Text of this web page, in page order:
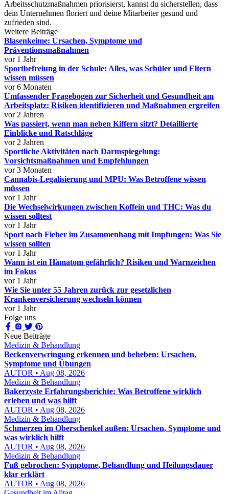
Arbeitsschutzmaßnahmen priorisierst, kannst du sicherstellen, dass
dein Unternehmen floriert und deine Mitarbeiter gesund und
zufrieden sind.
Weitere Beiträge
Blasenkeime: Ursachen, Symptome und
Präventionsmaßnahmen
vor 1 Jahr
Sportbefreiung in der Schule: Alles, was Schüler und Eltern
wissen müssen
vor 6 Monaten
Umfassender Fragebogen zur Sicherheit und Gesundheit am
Arbeitsplatz: Risiken identifizieren und Maßnahmen ergreifen
vor 2 Jahren
Was passiert, wenn man neben Kiffern sitzt? Detaillierte
Einblicke und Ratschläge
vor 2 Jahren
Sportliche Aktivitäten nach Darmspiegelung:
Vorsichtsmaßnahmen und Empfehlungen
vor 3 Monaten
Cannabis-Legalisierung und MPU: Was Betroffene wissen
müssen
vor 1 Jahr
Die Wechselwirkungen zwischen Koffein und THC: Was du
wissen solltest
vor 1 Jahr
Sport nach Fieber im Zusammenhang mit Impfungen: Was Sie
wissen sollten
vor 1 Jahr
Wann ist ein Hämatom gefährlich? Risiken und Warnzeichen
im Fokus
vor 1 Jahr
Wie Sie unter 55 Jahren zurück zur gesetzlichen
Krankenversicherung wechseln können
vor 1 Jahr
Folge uns
Neue Beiträge
Medizin & Behandlung
Beckenverwringung erkennen und beheben: Ursachen,
Symptome und Übungen
AUTOR • Aug 08, 2026
Medizin & Behandlung
Bakerzyste Erfahrungsberichte: Was Betroffene wirklich
erleben und was hilft
AUTOR • Aug 08, 2026
Medizin & Behandlung
Schmerzen im Oberschenkel außen: Ursachen, Symptome und
was wirklich hilft
AUTOR • Aug 08, 2026
Medizin & Behandlung
Fuß gebrochen: Symptome, Behandlung und Heilungsdauer
klar erklärt
AUTOR • Aug 08, 2026